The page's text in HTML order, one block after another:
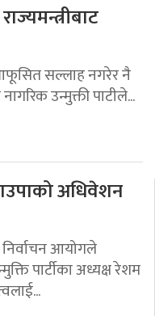
सल्लाह नगरेर नै
उन्मुक्ती पाटीले...
अधिवेशन
आयोगले
पार्टीका अध्यक्ष रेशम